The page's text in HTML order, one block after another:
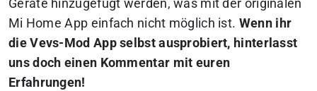
Geräte hinzugefügt werden, was mit der originalen
Mi Home App einfach nicht möglich ist. Wenn ihr
die Vevs-Mod App selbst ausprobiert, hinterlasst
uns doch einen Kommentar mit euren
Erfahrungen!